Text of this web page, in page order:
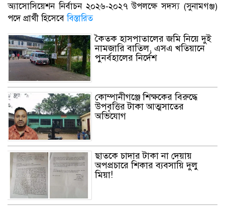
অ্যাসোসিয়েশন নির্বাচন ২০২৬-২০২৭ উপলক্ষে সদস্য (সুনামগঞ্জ)
পদে প্রার্থী হিসেবেবিস্তারিত
কৈতক হাসপাতালের জমি নিয়ে দুই
নামজারি বাতিল, এসএ খতিয়ানে
পুনর্বহালের নির্দেশ
কোম্পানীগঞ্জে শিক্ষকের বিরুদ্ধে
উপবৃত্তির টাকা আত্মসাতের
অভিযোগ
ছাত‌কে চাদার টাকা না দেয়ায়
অপপ্রচারে শিকার ব‌্যবসা‌য়ি দুলু‌
মিয়া!